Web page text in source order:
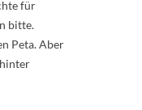
für
bitte.
Peta. Aber